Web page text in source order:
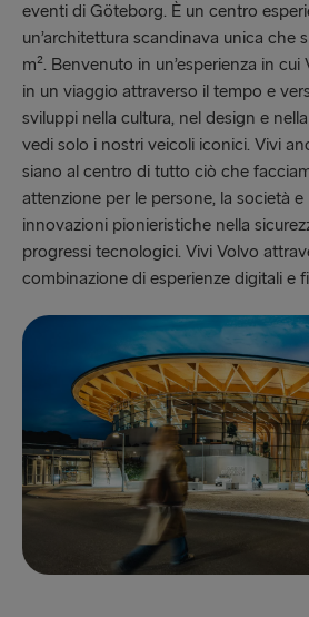
eventi di Göteborg. È un centro
un’architettura scandinava unica che
m². Benvenuto in un’esperienza in
in un viaggio attraverso il tempo e
sviluppi nella cultura, nel design e
vedi solo i nostri veicoli iconici. Vivi
siano al centro di tutto ciò che
attenzione per le persone, la società
innovazioni pionieristiche nella
progressi tecnologici. Vivi Volvo
combinazione di esperienze digitali e